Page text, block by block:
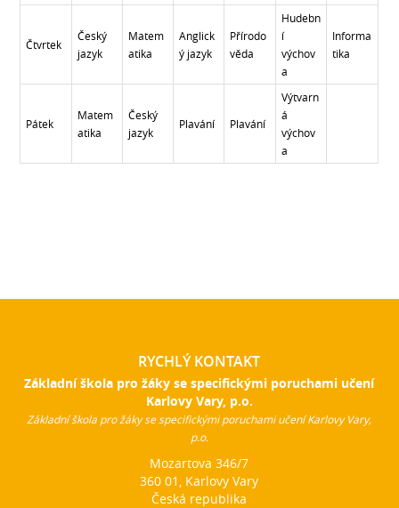
Čtvrtek
Český
jazyk
Matem
atika
Anglick
ý jazyk
Přírodo
věda
Hudebn
í
výchov
a
Informa
tika
Pátek
Matem
atika
Český
jazyk
Plavání Plavání
Výtvarn
á
výchov
a
RYCHLÝ KONTAKT
Základní škola pro žáky se specifickými poruchami učení
Karlovy Vary, p.o.
Základní škola pro žáky se specifickými poruchami učení Karlovy Vary,
p.o.
Mozartova 346/7
360 01, Karlovy Vary
Česká republika